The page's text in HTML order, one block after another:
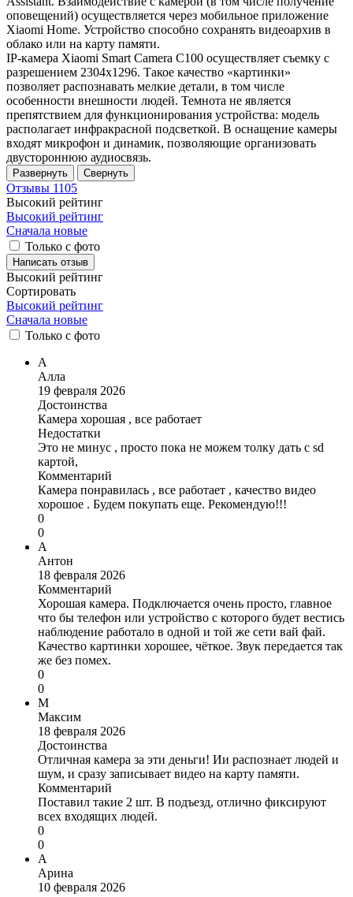
оповещений) осуществляется через мобильное приложение
Xiaomi Home. Устройство способно сохранять видеоархив в
облако или на карту памяти.
IP-камера Xiaomi Smart Camera C100 осуществляет съемку с
разрешением 2304x1296. Такое качество «картинки»
позволяет распознавать мелкие детали, в том числе
особенности внешности людей. Темнота не является
препятствием для функционирования устройства: модель
располагает инфракрасной подсветкой. В оснащение камеры
входят микрофон и динамик, позволяющие организовать
двустороннюю аудиосвязь.
Развернуть Свернуть
Отзывы 1105
Высокий рейтинг
Высокий рейтинг
Сначала новые
Только с фото
Написать отзыв
Высокий рейтинг
Сортировать
Высокий рейтинг
Сначала новые
Только с фото
А
Алла
19 февраля 2026
Достоинства
Камера хорошая , все работает
Недостатки
Это не минус , просто пока не можем толку дать с sd
картой,
Комментарий
Камера понравилась , все работает , качество видео
хорошое . Будем покупать еще. Рекомендую!!!
0
0
А
Антон
18 февраля 2026
Комментарий
Хорошая камера. Подключается очень просто, главное
что бы телефон или устройство с которого будет вестись
наблюдение работало в одной и той же сети вай фай.
Качество картинки хорошее, чёткое. Звук передается так
же без помех.
0
0
М
Максим
18 февраля 2026
Достоинства
Отличная камера за эти деньги! Ии распознает людей и
шум, и сразу записывает видео на карту памяти.
Комментарий
Поставил такие 2 шт. В подъезд, отлично фиксируют
всех входящих людей.
0
0
А
Арина
10 февраля 2026